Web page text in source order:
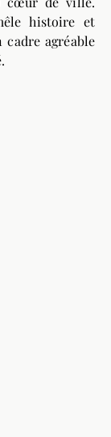
histoire et
agréable